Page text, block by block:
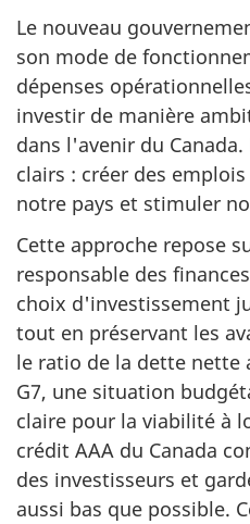
Le nouveau
son mode de
dépenses
investir de manière
dans l'avenir du
clairs : créer des
notre pays et stimuler
Cette approche repose
responsable des
choix d'investissement
tout en préservant les
le ratio de la dette nette
G7, une situation
claire pour la viabilité à
crédit AAA du Canada
des investisseurs et
aussi bas que possible.